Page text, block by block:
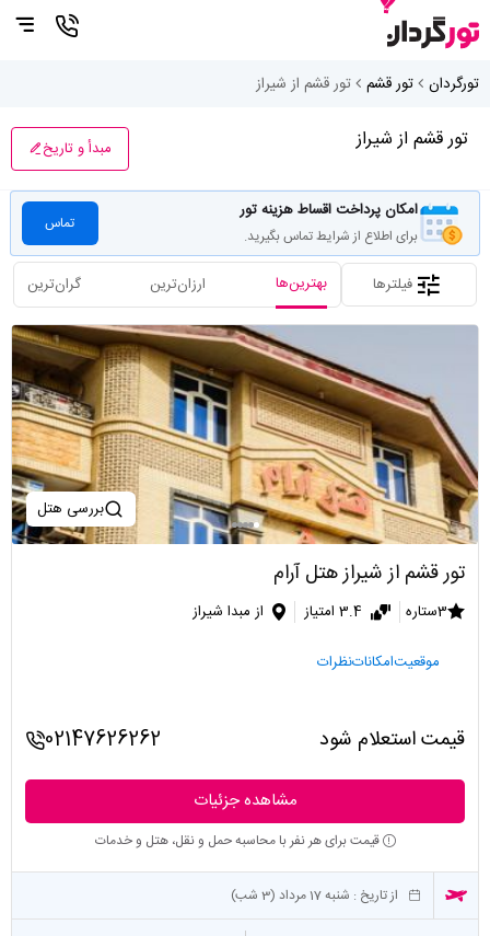
تورگردان تور قشم تور قشم از شیراز
تور قشم از شیراز مبدأ و تاریخ
امکان پرداخت اقساط هزینه تور
برای اطلاع از شرایط تماس بگیرید.
تماس
فیلترها بهترین‌ها ارزان‌ترین گران‌ترین
بررسی هتل
تور قشم از شیراز هتل آرام
3ستاره 3.4 امتیاز از مبدا شیراز
موقعیتامکاناتنظرات
قیمت استعلام شود 02147626262
مشاهده جزئیات
قیمت برای هر نفر با محاسبه حمل و نقل، هتل و خدمات
از تاریخ : شنبه 17 مرداد (3 شب)